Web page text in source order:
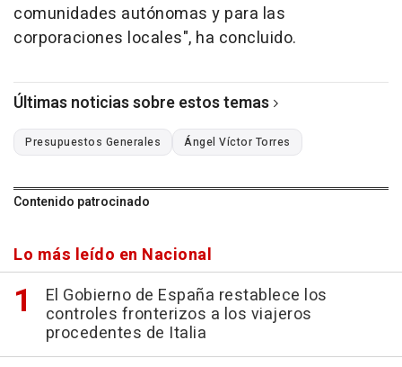
comunidades autónomas y para las
corporaciones locales", ha concluido.
Últimas noticias sobre estos temas
Presupuestos Generales Ángel Víctor Torres
Contenido patrocinado
Lo más leído en Nacional
El Gobierno de España restablece los
controles fronterizos a los viajeros
procedentes de Italia